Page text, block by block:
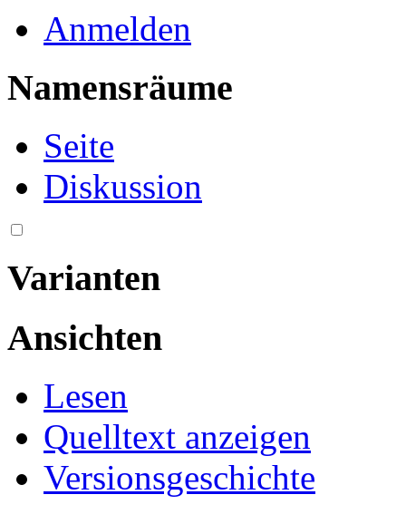
Anmelden
Namensräume
Seite
Diskussion
Varianten
Ansichten
Lesen
Quelltext anzeigen
Versionsgeschichte